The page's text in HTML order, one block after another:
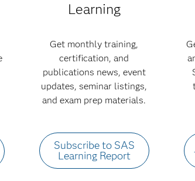
Learning
Get monthly training,
certification, and
publications news, event
updates, seminar listings,
and exam prep materials.
Subscribe to SAS
Learning Report